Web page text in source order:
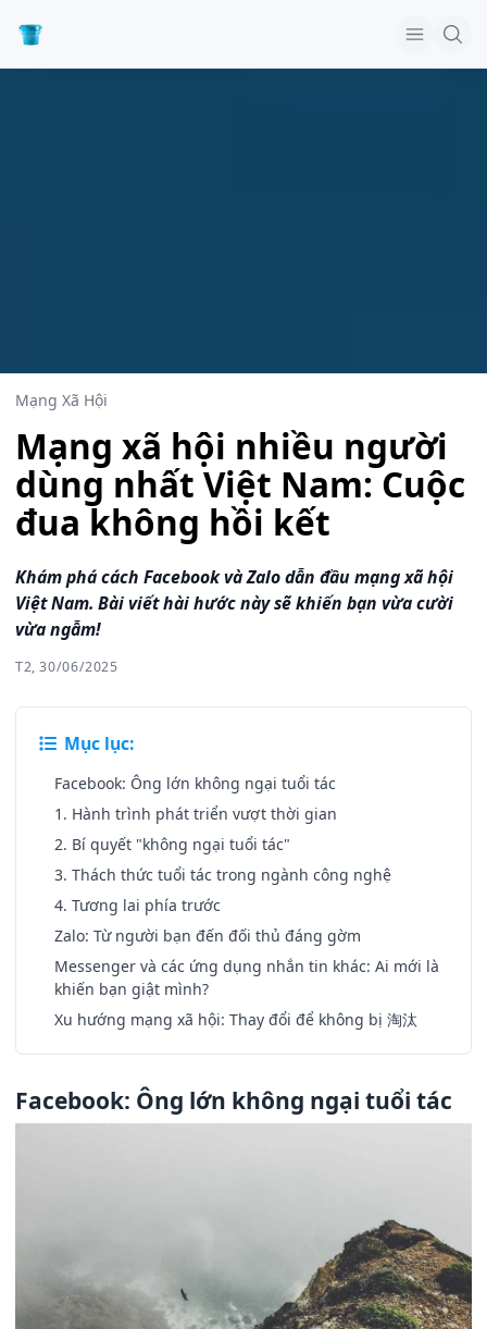
Mạng Xã Hội
Mạng xã hội nhiều người
dùng nhất Việt Nam: Cuộc
đua không hồi kết
Khám phá cách Facebook và Zalo dẫn đầu mạng xã hội
Việt Nam. Bài viết hài hước này sẽ khiến bạn vừa cười
vừa ngẫm!
T2, 30/06/2025
Mục lục:
Facebook: Ông lớn không ngại tuổi tác
1. Hành trình phát triển vượt thời gian
2. Bí quyết "không ngại tuổi tác"
3. Thách thức tuổi tác trong ngành công nghệ
4. Tương lai phía trước
Zalo: Từ người bạn đến đối thủ đáng gờm
Messenger và các ứng dụng nhắn tin khác: Ai mới là
khiến bạn giật mình?
Xu hướng mạng xã hội: Thay đổi để không bị 淘汰
Facebook: Ông lớn không ngại tuổi tác